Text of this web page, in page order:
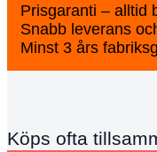
Prisgaranti – alltid
Snabb leverans
Minst 3 års
Köps ofta